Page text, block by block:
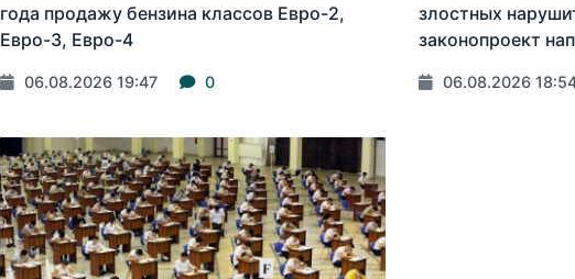
года продажу бензина классов Евро-2,
Евро-3, Евро-4
06.08.2026 19:47 0
злостных
законопроект
06.08.2026